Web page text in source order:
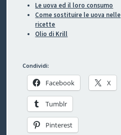
Le uova ed il loro consumo
Come sostituire le uova nelle
ricette
Olio di Krill
Condividi:
Facebook X
Tumblr
Pinterest